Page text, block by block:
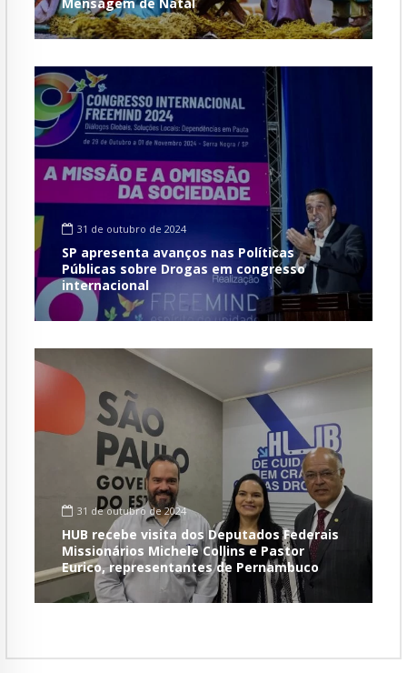
Mensagem de Natal
31 de outubro de 2024
SP apresenta avanços nas Políticas
Públicas sobre Drogas em congresso
internacional
31 de outubro de 2024
HUB recebe visita dos Deputados Federais
Missionários Michele Collins e Pastor
Eurico, representantes de Pernambuco